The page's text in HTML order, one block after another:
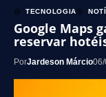
TECNOLOGIA
Google Maps
reservar
PorJardeson Márcio